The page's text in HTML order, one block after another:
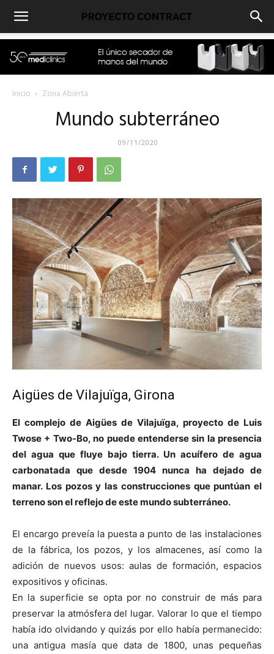
Inicio Zona Abierta
Mundo subterráneo
09/11/2020
Aigües de Vilajuïga, Girona
El complejo de Aigües de Vilajuïga, proyecto de Luis
Twose + Two-Bo, no puede entenderse sin la presencia
del agua que fluye bajo tierra. Un acuífero de agua
carbonatada que desde 1904 nunca ha dejado de
manar. Los pozos y las construcciones que puntúan el
terreno son el reflejo de este mundo subterráneo.
El encargo preveía la puesta a punto de las instalaciones
de la fábrica, los pozos, y los almacenes, así como la
adición de nuevos usos: aulas de formación, espacios
expositivos y oficinas.
En la superficie se opta por no construir de más para
preservar la atmósfera del lugar. Valorar lo que el tiempo
había ido olvidando y quizás por ello había permanecido:
una antigua masía que data de 1800, unas pequeñas